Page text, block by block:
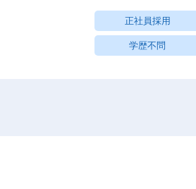
正社員採用
学歴不問